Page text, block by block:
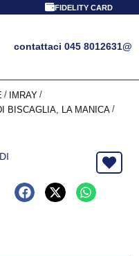
FIDELITY CARD
contattaci 045 8012631@
/ IMRAY /
BISCAGLIA, LA MANICA /